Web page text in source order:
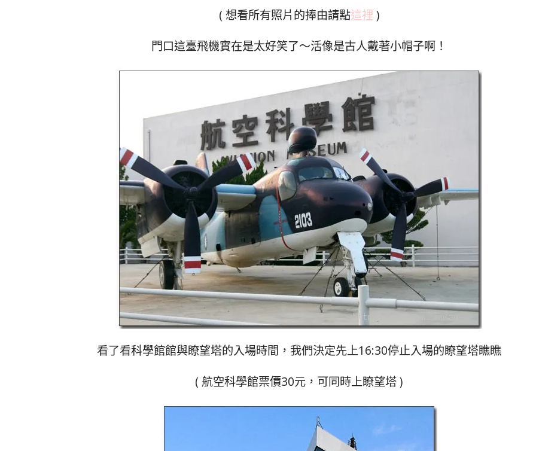
( 想看所有照片的捧由請點這裡 )
門口這臺飛機實在是太好笑了～活像是古人戴著小帽子啊！
看了看科學館館與瞭望塔的入場時間，我們決定先上16:30停止入場的瞭望塔瞧瞧
( 航空科學館票價30元，可同時上瞭望塔 )